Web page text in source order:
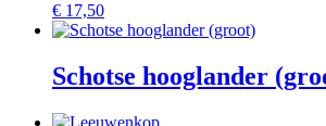
€ 17,50
Schotse hooglander